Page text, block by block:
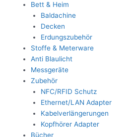
Bett & Heim
Baldachine
Decken
Erdungszubehör
Stoffe & Meterware
Anti Blaulicht
Messgeräte
Zubehör
NFC/RFID Schutz
Ethernet/LAN Adapter
Kabelverlängerungen
Kopfhörer Adapter
Bücher